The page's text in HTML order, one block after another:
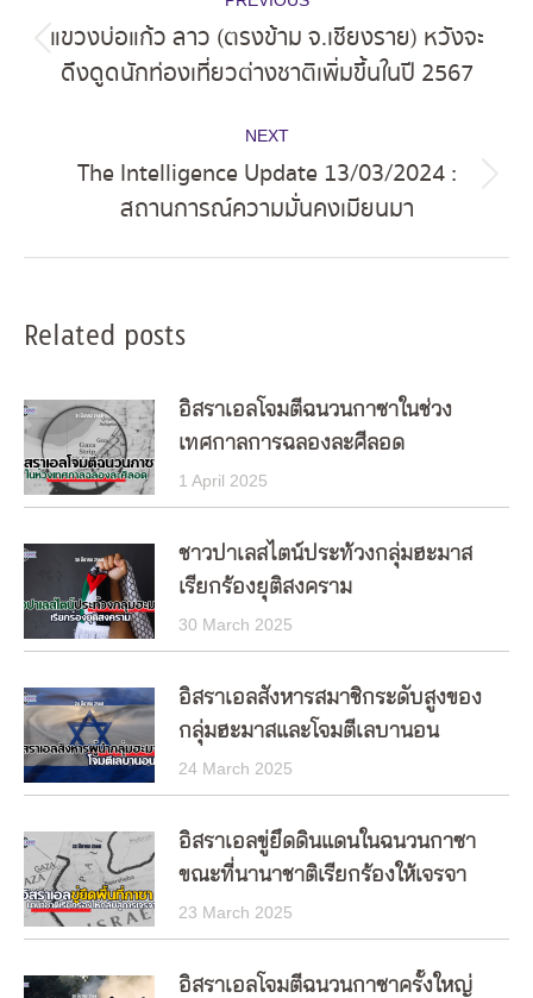
navigation
Previous
post:
แขวงบ่อแก้ว ลาว (ตรงข้าม จ.เชียงราย) หวังจะ
ดึงดูดนักท่องเที่ยวต่างชาติเพิ่มขึ้นในปี 2567
NEXT
Next
post:
The Intelligence Update 13/03/2024 :
สถานการณ์ความมั่นคงเมียนมา
Related posts
อิสราเอลโจมตีฉนวนกาซาในช่วง
เทศกาลการฉลองละศีลอด
1 April 2025
ชาวปาเลสไตน์ประท้วงกลุ่มฮะมาส
เรียกร้องยุติสงคราม
30 March 2025
อิสราเอลสังหารสมาชิกระดับสูงของ
กลุ่มฮะมาสและโจมตีเลบานอน
24 March 2025
อิสราเอลขู่ยึดดินแดนในฉนวนกาซา
ขณะที่นานาชาติเรียกร้องให้เจรจา
23 March 2025
อิสราเอลโจมตีฉนวนกาซาครั้งใหญ่